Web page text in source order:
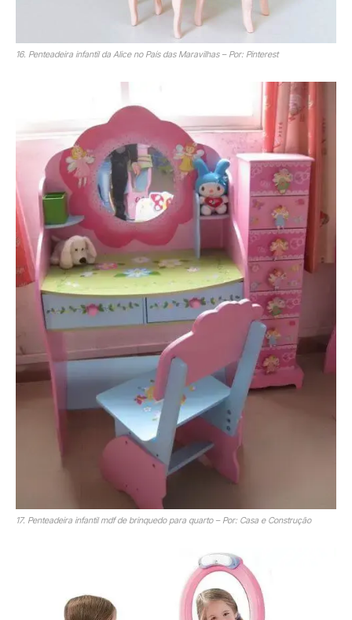
16. Penteadeira infantil da Alice no País das Maravilhas – Por: Pinterest
17. Penteadeira infantil mdf de brinquedo para quarto – Por: Casa e Construção